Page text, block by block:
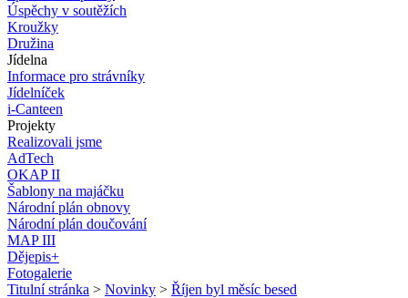
Úspěchy v soutěžích
Kroužky
Družina
Jídelna
Informace pro strávníky
Jídelníček
i-Canteen
Projekty
Realizovali jsme
AdTech
OKAP II
Šablony na majáčku
Národní plán obnovy
Národní plán doučování
MAP III
Dějepis+
Fotogalerie
Titulní stránka > Novinky > Říjen byl měsíc besed